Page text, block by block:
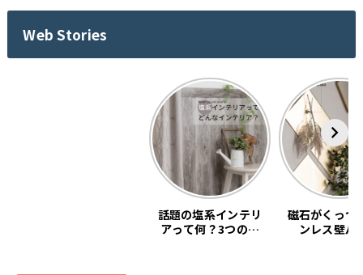
Web Stories
話題の塩系インテリ
アって何？3つの基
磁石がくっつ
ンレス壁パ